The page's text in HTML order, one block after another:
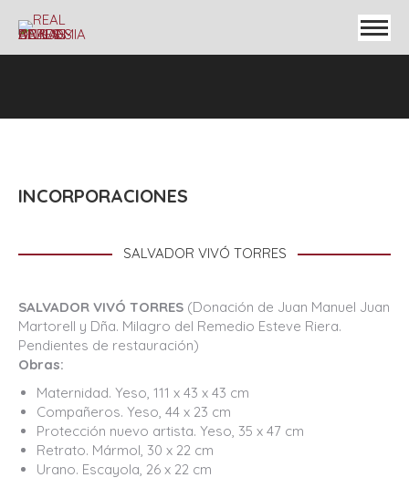
INCORPORACIONES
SALVADOR VIVÓ TORRES
SALVADOR VIVÓ TORRES (Donación de Juan Manuel Juan
Martorell y Dña. Milagro del Remedio Esteve Riera.
Pendientes de restauración)
Obras:
Maternidad. Yeso, 111 x 43 x 43 cm
Compañeros. Yeso, 44 x 23 cm
Protección nuevo artista. Yeso, 35 x 47 cm
Retrato. Mármol, 30 x 22 cm
Urano. Escayola, 26 x 22 cm